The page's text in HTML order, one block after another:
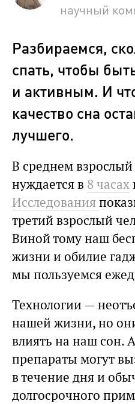
Разбираемся,
спать, чтобы
и активным. И
качество сна
лучшего.
В среднем
нуждается в 8 часах
Исследования
третий взрослый
Виной тому наш
жизни и обилие
мы пользуемся
Технологии —
нашей жизни, но
влиять на наш сон.
препараты могут
в течение дня и
долгосрочного
научный